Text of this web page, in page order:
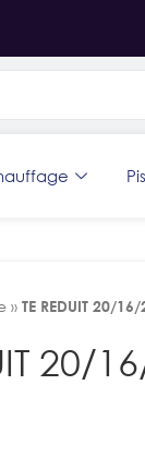
» TE REDUIT 20/16/
20/